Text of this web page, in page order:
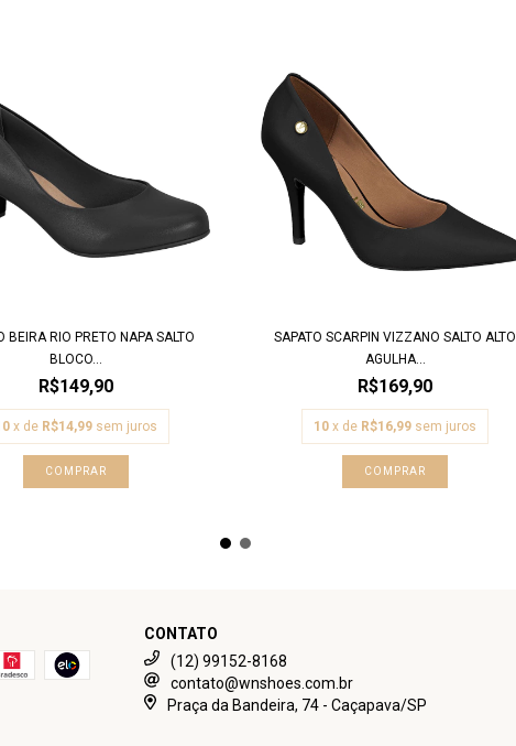
BEIRA RIO PRETO NAPA SALTO
BLOCO...
R$149,90
x de R$14,99 sem juros
COMPRAR
SAPATO SCARPIN VIZZANO SALTO ALTO
AGULHA...
R$169,90
10 x de R$16,99 sem juros
COMPRAR
CONTATO
(12) 99152-8168
contato@wnshoes.com.br
Praça da Bandeira, 74 - Caçapava/SP